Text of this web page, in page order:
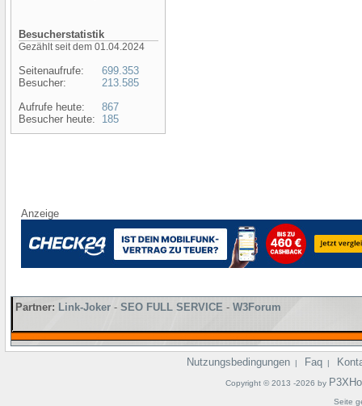
Besucherstatistik
Gezählt seit dem 01.04.2024
Seitenaufrufe:
Besucher:
Aufrufe heute:
Besucher heute:
699.353
213.585
867
185
Anzeige
Partner: Link-Joker - SEO FULL SERVICE - W3Forum
Nutzungsbedingungen | Faq |
Copyright © 2013 -2026 by
Seite